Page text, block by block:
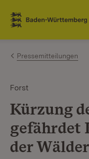
Zum Inhalt
Link zur Startseite
Pressemitteilungen
Forst
Kürzung
gefährdet
der Wälder